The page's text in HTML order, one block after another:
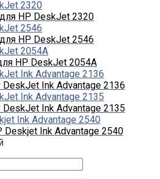
HP DeskJet 2320
HP DeskJet 2546
HP DeskJet 2054A
Ink Advantage 2136
Ink Advantage 2135
Ink Advantage 2540